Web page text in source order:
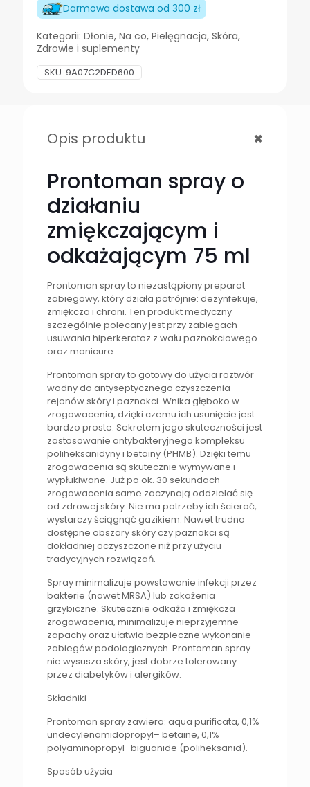
Darmowa dostawa od 300 zł
Kategorii: Dłonie, Na co, Pielęgnacja, Skóra,
Zdrowie i suplementy
SKU: 9A07C2DED600
Opis produktu +
Prontoman spray o
działaniu
zmiękczającym i
odkażającym 75 ml
Prontoman spray to niezastąpiony preparat
zabiegowy, który działa potrójnie: dezynfekuje,
zmiękcza i chroni. Ten produkt medyczny
szczególnie polecany jest przy zabiegach
usuwania hiperkeratoz z wału paznokciowego
oraz manicure.
Prontoman spray to gotowy do użycia roztwór
wodny do antyseptycznego czyszczenia
rejonów skóry i paznokci. Wnika głęboko w
zrogowacenia, dzięki czemu ich usunięcie jest
bardzo proste. Sekretem jego skuteczności jest
zastosowanie antybakteryjnego kompleksu
poliheksanidyny i betainy (PHMB). Dzięki temu
zrogowacenia są skutecznie wymywane i
wypłukiwane. Już po ok. 30 sekundach
zrogowacenia same zaczynają oddzielać się
od zdrowej skóry. Nie ma potrzeby ich ścierać,
wystarczy ściągnąć gazikiem. Nawet trudno
dostępne obszary skóry czy paznokci są
dokładniej oczyszczone niż przy użyciu
tradycyjnych rozwiązań.
Spray minimalizuje powstawanie infekcji przez
bakterie (nawet MRSA) lub zakażenia
grzybiczne. Skutecznie odkaża i zmiękcza
zrogowacenia, minimalizuje nieprzyjemne
zapachy oraz ułatwia bezpieczne wykonanie
zabiegów podologicznych. Prontoman spray
nie wysusza skóry, jest dobrze tolerowany
przez diabetyków i alergików.
Składniki
Prontoman spray zawiera: aqua purificata, 0,1%
undecylenamidopropyl– betaine, 0,1%
polyaminopropyl–biguanide (poliheksanid).
Sposób użycia